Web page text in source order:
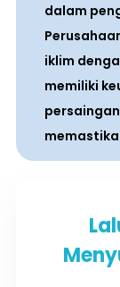
dalam
iklim
memiliki